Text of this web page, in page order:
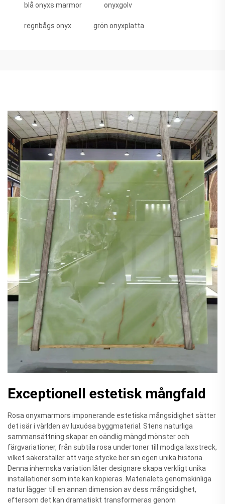
blå onyxs marmor onyxgolv
regnbågs onyx grön onyxplatta
Exceptionell estetisk mångfald
Rosa onyxmarmors imponerande estetiska mångsidighet sätter
det isär i världen av luxuösa byggmaterial. Stens naturliga
sammansättning skapar en oändlig mängd mönster och
färgvariationer, från subtila rosa undertoner till modiga laxstreck,
vilket säkerställer att varje stycke ber sin egen unika historia.
Denna inhemska variation låter designare skapa verkligt unika
installationer som inte kan kopieras. Materialets genomskinliga
natur lägger till en annan dimension av dess mångsidighet,
eftersom det kan dramatiskt transformeras genom